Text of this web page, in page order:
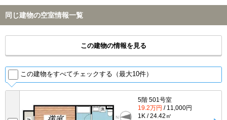
同じ建物の空室情報一覧
この建物の情報を見る
この建物をすべてチェックする（最大10件）
5階 501号室
19.2万円 / 11,000円
1K / 24.42㎡